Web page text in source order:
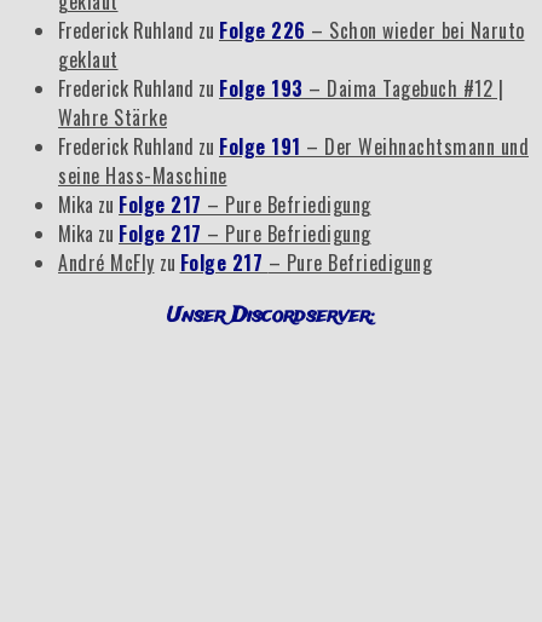
Frederick Ruhland zu Folge 226 – Schon wieder bei Naruto
geklaut
Frederick Ruhland zu Folge 193 – Daima Tagebuch #12 |
Wahre Stärke
Frederick Ruhland zu Folge 191 – Der Weihnachtsmann und
seine Hass-Maschine
Mika zu Folge 217 – Pure Befriedigung
Mika zu Folge 217 – Pure Befriedigung
André McFly zu Folge 217 – Pure Befriedigung
Unser Discordserver: